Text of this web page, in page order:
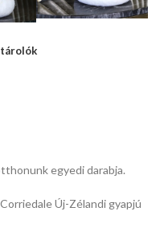
tárolók
egyedi darabja.
Új-Zélandi gyapjú